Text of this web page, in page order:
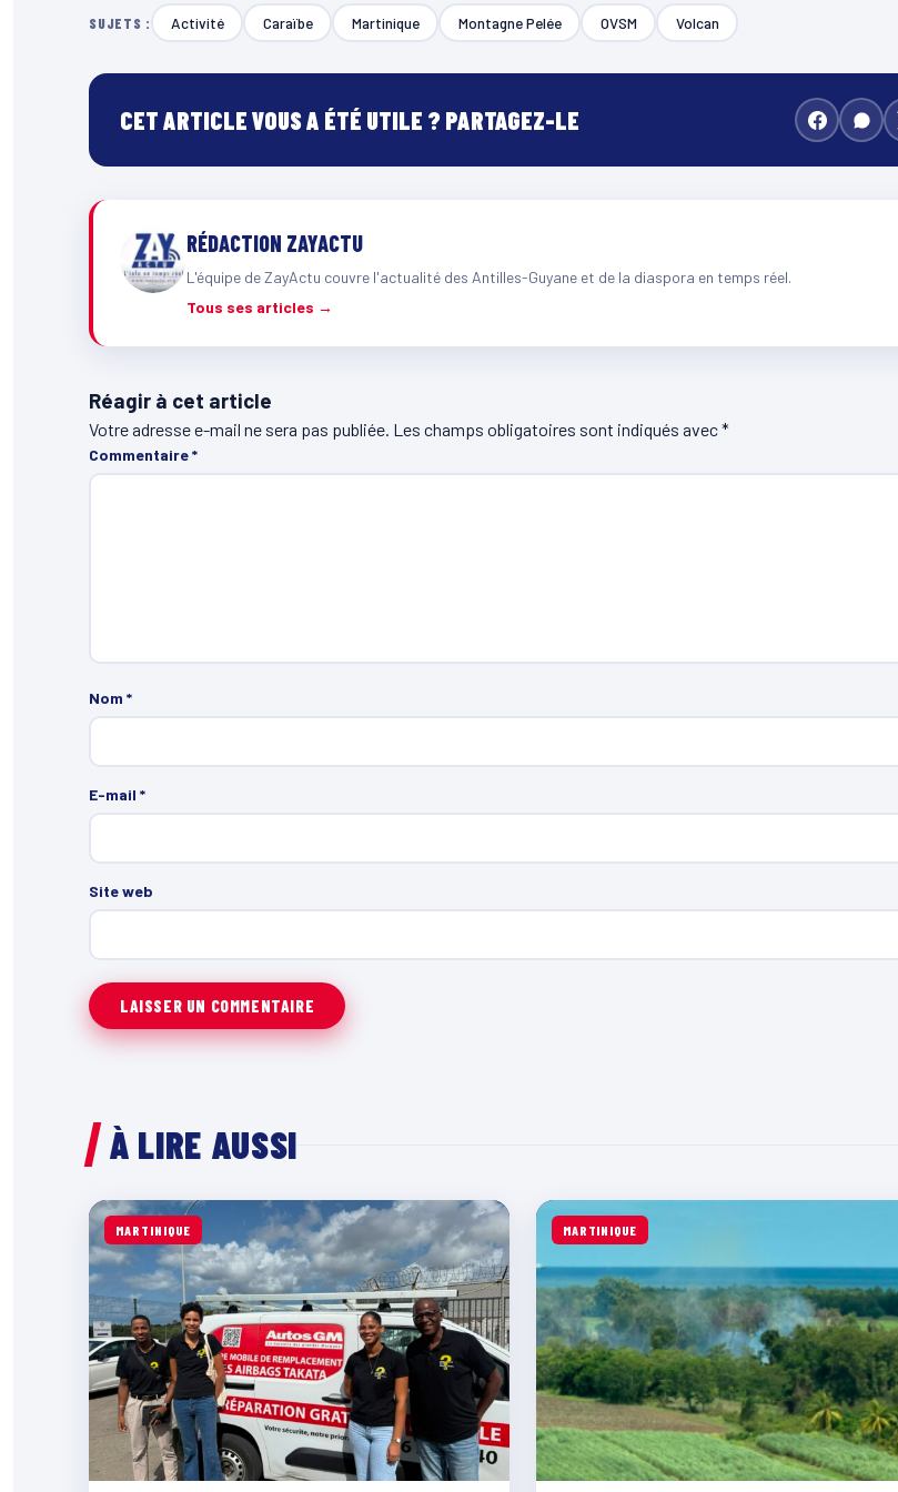
SUJETS : Activité Caraïbe Martinique Montagne Pelée OVSM Volcan
CET ARTICLE VOUS A ÉTÉ UTILE ? PARTAGEZ-LE
RÉDACTION ZAYACTU
L'équipe de ZayActu couvre l'actualité des Antilles-Guyane et de la diaspora en temps réel.
Tous ses articles →
Réagir à cet article
Votre adresse e-mail ne sera pas publiée. Les champs obligatoires sont indiqués avec*
Commentaire*
Nom *
E-mail *
Site web
À LIRE AUSSI
MARTINIQUE MARTINIQUE